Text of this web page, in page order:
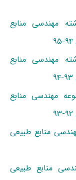
مهندسی منابع
مهندسی منابع
مهندسی منابع
منابع طبیعی
منابع طبیعی